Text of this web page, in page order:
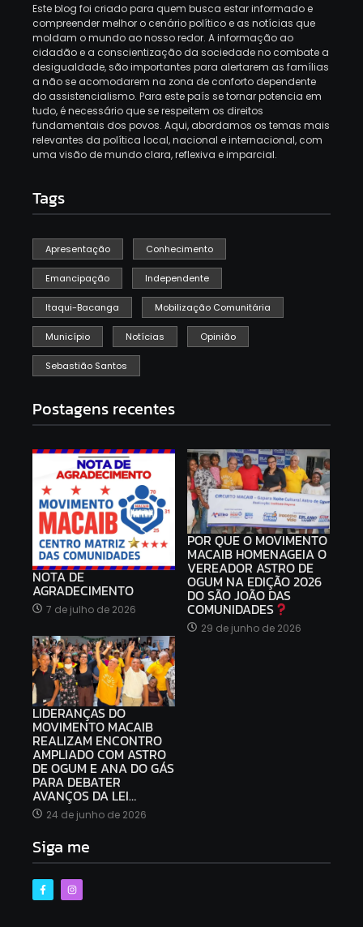
Este blog foi criado para quem busca estar informado e
compreender melhor o cenário político e as notícias que
moldam o mundo ao nosso redor. A informação ao
cidadão e a conscientização da sociedade no combate a
desigualdade, são importantes para alertarem as famílias
a não se acomodarem na zona de conforto dependente
do assistencialismo. Para este país se tornar potencia em
tudo, é necessário que se respeitem os direitos
fundamentais dos povos. Aqui, abordamos os temas mais
relevantes da política local, nacional e internacional, com
uma visão de mundo clara, reflexiva e imparcial.
Tags
Apresentação Conhecimento
Emancipação Independente
Itaqui-Bacanga Mobilização Comunitária
Município Notícias Opinião
Sebastião Santos
Postagens recentes
NOTA DE
AGRADECIMENTO
7 de julho de 2026
POR QUE O MOVIMENTO
MACAIB HOMENAGEIA O
VEREADOR ASTRO DE
OGUM NA EDIÇÃO 2026
DO SÃO JOÃO DAS
COMUNIDADES
29 de junho de 2026
LIDERANÇAS DO
MOVIMENTO MACAIB
REALIZAM ENCONTRO
AMPLIADO COM ASTRO
DE OGUM E ANA DO GÁS
PARA DEBATER
AVANÇOS DA LEI…
24 de junho de 2026
Siga me